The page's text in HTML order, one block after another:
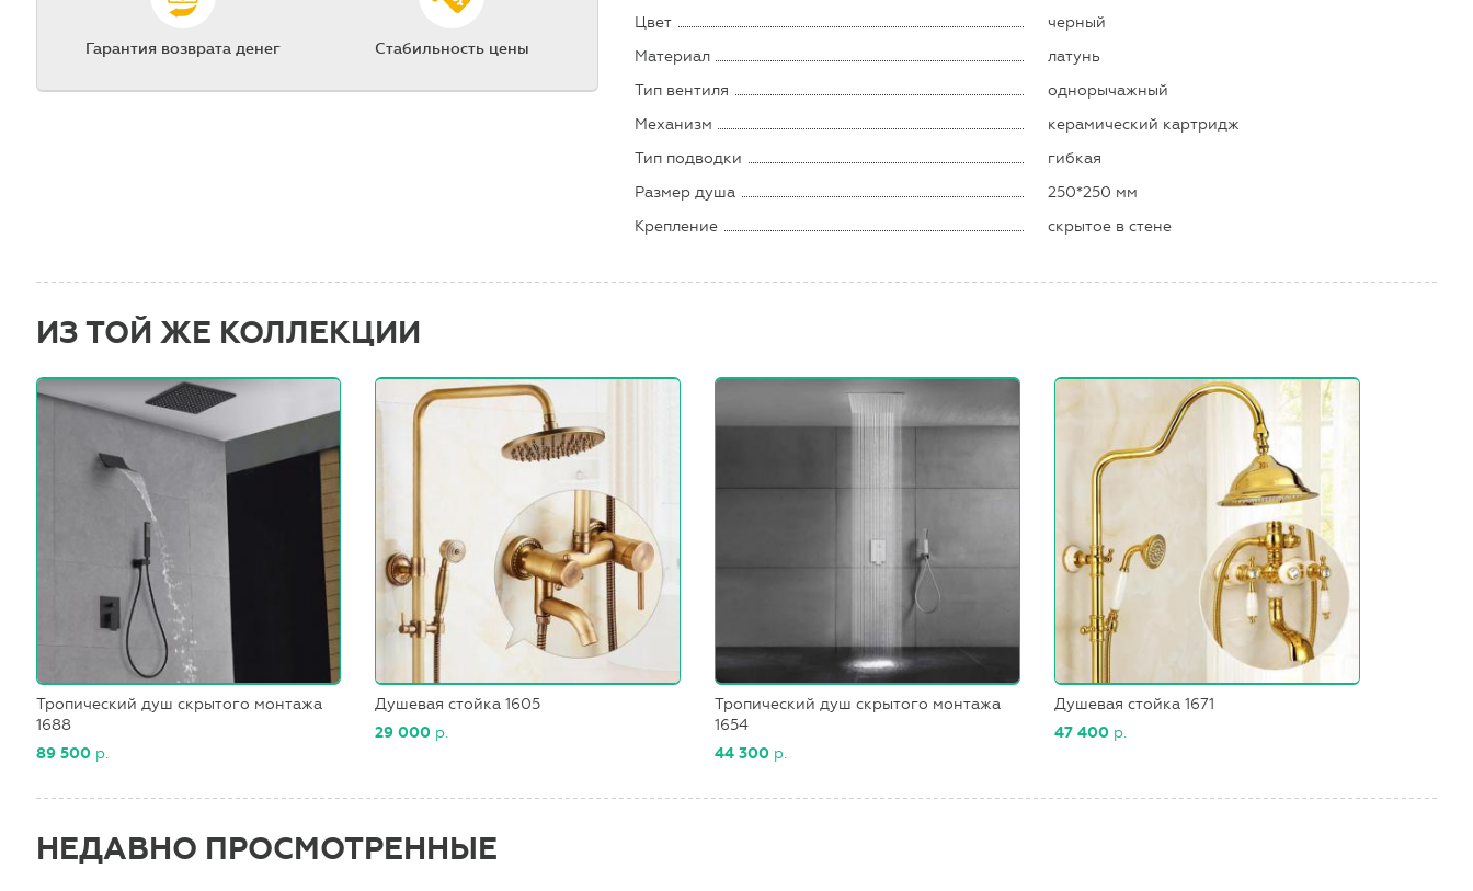
Гарантия возврата денег Стабильность цены
Цвет
черный
Материал
латунь
Тип вентиля
однорычажный
Механизм
керамический картридж
Тип подводки
гибкая
Размер душа
250*250 мм
Крепление
скрытое в стене
ИЗ ТОЙ ЖЕ КОЛЛЕКЦИИ
Тропический душ скрытого монтажа
1688
89 500 р.
Душевая стойка 1605
29 000 р.
Тропический душ скрытого монтажа
1654
44 300 р.
Душевая стойка 1671
47 400 р.
НЕДАВНО ПРОСМОТРЕННЫЕ